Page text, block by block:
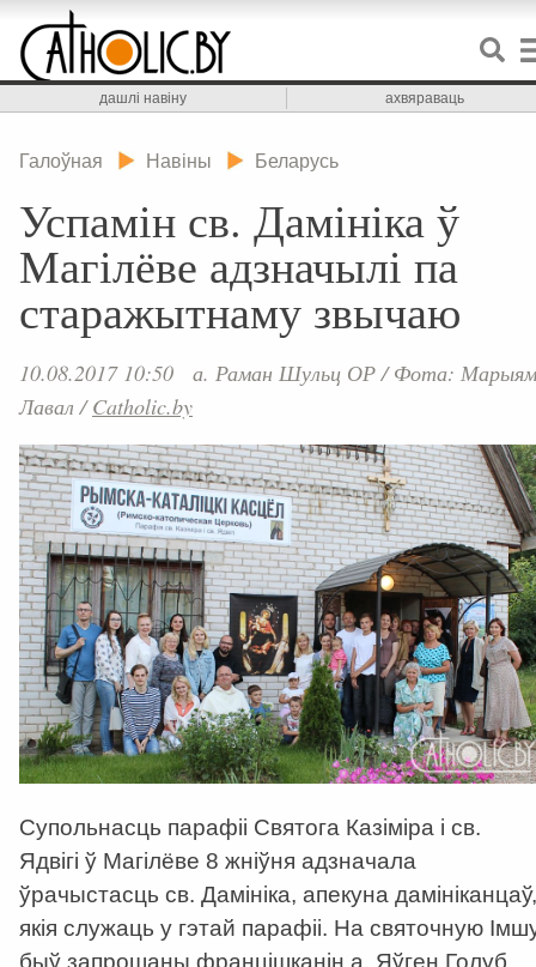
дашлі навіну ахвяраваць
Галоўная Навіны Беларусь
Успамін св. Дамініка ў
Магілёве адзначылі па
старажытнаму звычаю
10.08.2017 10:50 а. Раман Шульц ОР/Фота: Марыям
Лавал /Catholic.by
Супольнасць парафіі Святога Казіміра і св.
Ядвігі ў Магілёве 8 жніўня адзначала
ўрачыстасць св. Дамініка, апекуна дамініканцаў,
якія служаць у гэтай парафіі. На святочную
быў запрошаны францішканін а. Яўген Голуб